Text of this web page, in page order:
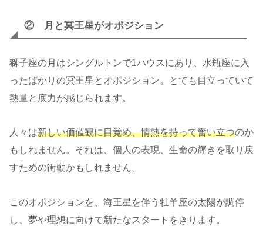
② 月と冥王星がオポジション
獅子座の月はシングルトンで1ハウスにあり、水瓶座に入
ったばかりの冥王星とオポジション。とても目立っていて
熱量と底力が感じられます。
人々は新しい価値観に目覚め、情熱を持って奮い立つのか
もしれません。それは、個人の表現、生命の輝きを取り戻
すための衝動かもしれません。
このオポジションを、海王星を伴う牡羊座の太陽が調停
し、夢や理想に向けて新たなスタートをきります。